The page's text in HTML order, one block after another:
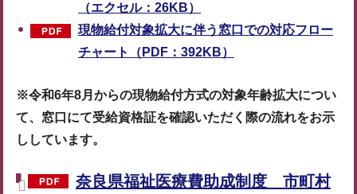
（エクセル：26KB）
現物給付対象拡大に伴う窓口での対応フロー
チャート（PDF：392KB）
※令和6年8月からの現物給付方式の対象年齢拡大につい
て、窓口にて受給資格証を確認いただく際の流れをお示
ししています。
奈良県福祉医療費助成制度 市町村